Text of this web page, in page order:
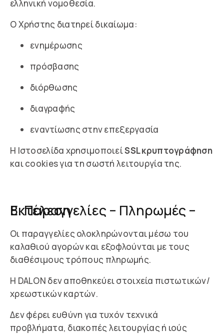
ελληνική νομοθεσία.
Ο Χρήστης διατηρεί δικαίωμα:
ενημέρωσης
πρόσβασης
διόρθωσης
διαγραφής
εναντίωσης στην επεξεργασία
Η Ιστοσελίδα χρησιμοποιείSSL κρυπτογράφηση
και cookies για τη σωστή λειτουργία της.
8. Παραγγελίες – Πληρωμές – Εκτέλεση
Οι παραγγελίες ολοκληρώνονται μέσω του
καλαθιού αγορών και εξοφλούνται με τους
διαθέσιμους τρόπους πληρωμής.
Η DALON δεν αποθηκεύει στοιχεία πιστωτικών/
χρεωστικών καρτών.
Δεν φέρει ευθύνη για τυχόν τεχνικά
προβλήματα, διακοπές λειτουργίας ή ιούς